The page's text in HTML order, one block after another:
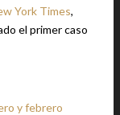
York Times,
el primer caso
y febrero